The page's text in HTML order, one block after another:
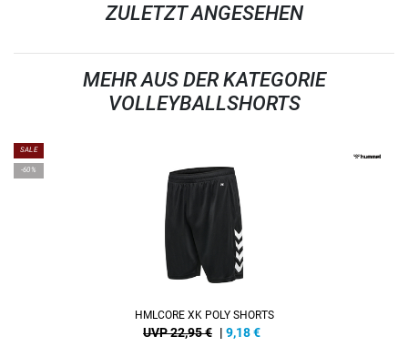
ZULETZT ANGESEHEN
MEHR AUS DER KATEGORIE
VOLLEYBALLSHORTS
SALE
-60%
HMLCORE XK POLY SHORTS
UVP 22,95 € | 9,18€